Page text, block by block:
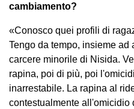
cambiamento?
«Conosco quei profili di
Tengo da tempo, insieme ad
carcere minorile di Nisida.
rapina, poi di più, poi
inarrestabile. La rapina al
contestualmente all'omicidio